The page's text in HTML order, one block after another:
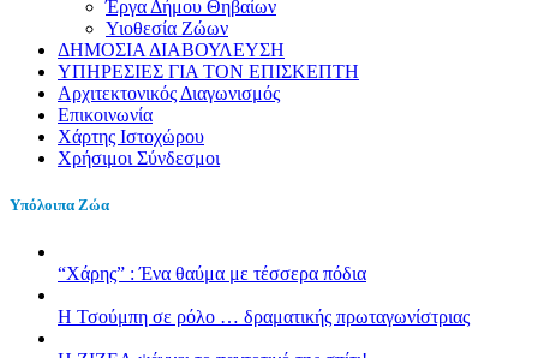
Έργα Δήμου Θηβαίων
Υιοθεσία Ζώων
ΔΗΜΟΣΙΑ ΔΙΑΒΟΥΛΕΥΣΗ
ΥΠΗΡΕΣΙΕΣ ΓΙΑ ΤΟΝ ΕΠΙΣΚΕΠΤΗ
Αρχιτεκτονικός Διαγωνισμός
Επικοινωνία
Χάρτης Ιστοχώρου
Χρήσιμοι Σύνδεσμοι
Υπόλοιπα Ζώα
“Χάρης” : Ένα θαύμα με τέσσερα πόδια
H Τσούμπη σε ρόλο … δραματικής πρωταγωνίστριας